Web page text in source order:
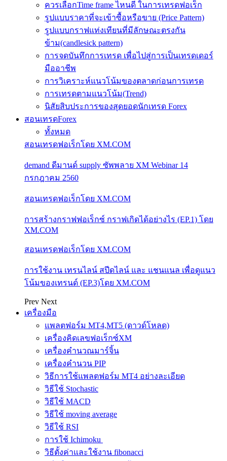
ควรเลือกTime frame ไหนดี ในการเทรดฟอเร็ก
รูปแบบราคาที่จะเข้าซื้อหรือขาย (Price Pattern)
รูปแบบกราฟแท่งเทียนที่มีลักษณะตรงกัน
ข้าม(candlesick pattern)
การจดบันทึกการเทรด เพื่อไปสู่การเป็นเทรดเดอร์
มืออาชีพ
การวิเคราะห์แนวโน้มของตลาดก่อนการเทรด
การเทรดตามแนวโน้ม(Trend)
นิสัยสิบประการของสุดยอดนักเทรด Forex
สอนเทรดForex
ทั้งหมด
สอนเทรดฟอเร็กโดย XM.COM
demand ดีมานด์ supply ซัพพลาย XM Webinar 14
กรกฎาคม 2560
สอนเทรดฟอเร็กโดย XM.COM
การสร้างกราฟฟอเร็กซ์ กราฟเกิดได้อย่างไร (EP.1) โดย
XM.COM
สอนเทรดฟอเร็กโดย XM.COM
การใช้งาน เทรนไลน์ สปีดไลน์ และ แชนแนล เพื่อดูแนว
โน้มของเทรนด์ (EP.3)โดย XM.COM
Prev Next
เครื่องมือ
แพลตฟอร์ม MT4,MT5 (ดาวด์โหลด)
เครื่องคิดเลขฟอเร็กซ์XM
เครื่องคำนวณมาร์จิ้น
เครื่องคำนวน PIP
วิธีการใช้แพลตฟอร์ม MT4 อย่างละเอียด
วิธีใช้ Stochastic
วิธีใช้ MACD
วิธีใช้ moving average
วิธีใช้ RSI
การใช้ Ichimoku
วิธีตั้งค่าและใช้งาน fibonacci